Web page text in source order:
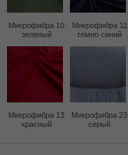
Микрофибра 10
зеленый
Микрофибра 11
темно синий
Микрофибра 13
красный
Микрофибра 23
серый